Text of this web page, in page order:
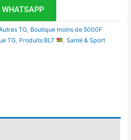
WHATSAPP
TG, Boutique moins de 5000F
TG, Produits BLT ,Santé & Sport